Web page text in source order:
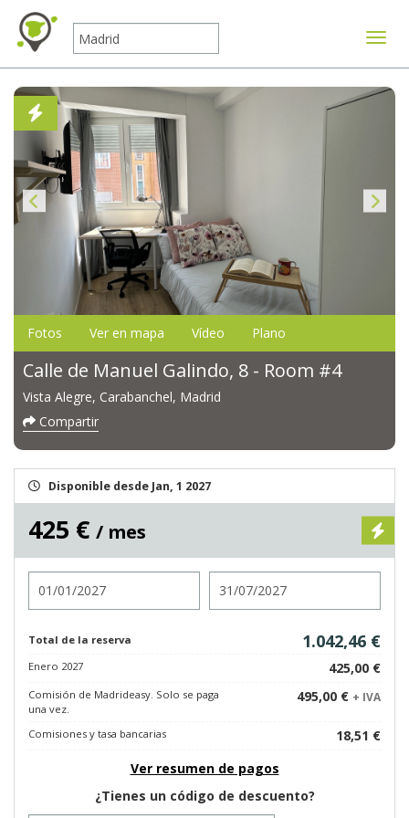
Fotos Ver en mapa Vídeo Plano
Calle de Manuel Galindo, 8 - Room #4
Vista Alegre, Carabanchel, Madrid
Compartir
Disponible desde Jan, 1 2027
425 € / mes
Total de la reserva 1.042,46 €
Enero 2027 425,00 €
Comisión de Madrideasy. Solo se paga
una vez.
495,00 € + IVA
Comisiones y tasa bancarias
18,51 €
Ver resumen de pagos
¿Tienes un código de descuento?